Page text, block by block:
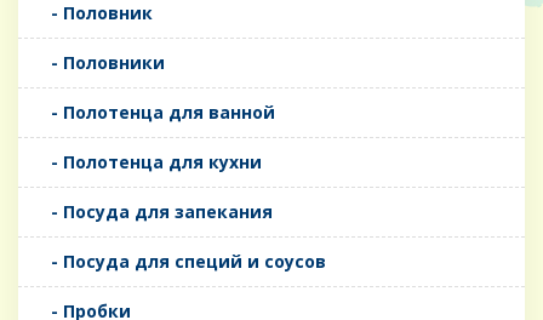
- Половник
- Половники
- Полотенца для ванной
- Полотенца для кухни
- Посуда для запекания
- Посуда для специй и соусов
- Пробки